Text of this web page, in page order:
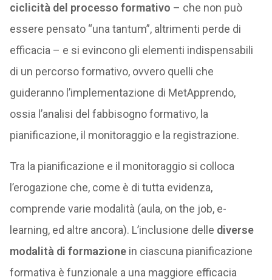
ciclicità del processo formativo – che non può
essere pensato “una tantum”, altrimenti perde di
efficacia – e si evincono gli elementi indispensabili
di un percorso formativo, ovvero quelli che
guideranno l’implementazione di MetApprendo,
ossia l’analisi del fabbisogno formativo, la
pianificazione, il monitoraggio e la registrazione.
Tra la pianificazione e il monitoraggio si colloca
l’erogazione che, come è di tutta evidenza,
comprende varie modalità (aula, on the job, e-
learning, ed altre ancora). L’inclusione delle diverse
modalità di formazionein ciascuna pianificazione
formativa è funzionale a una maggiore efficacia